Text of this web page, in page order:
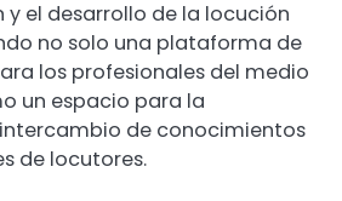
el desarrollo de la locución
no solo una plataforma de
los profesionales del medio
un espacio para la
de conocimientos
de locutores.